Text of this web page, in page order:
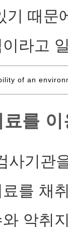
기 때문
라고
of an
를
사기관
를 채
악취